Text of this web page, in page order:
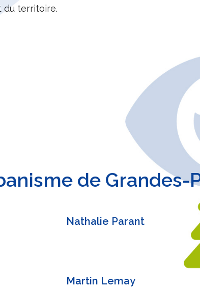
du territoire.
de Grandes-
Nathalie Parant
Martin Lemay